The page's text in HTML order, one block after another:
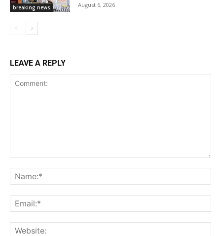
breaking news August 6, 2026
LEAVE A REPLY